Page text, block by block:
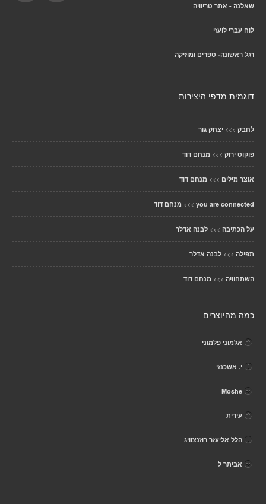
שאלנה - אתר טריוויה
לוח עברי לועזי
רגל ראשונה- ספרים ומוזיקה
דוגמית מדפי היצירות
לחבק >>> יצחק גור
פוקוס ירוק >>> מנחם דוד
אוצר מילים >>> מנחם דוד
you are connected
>>> מנחם דוד
על הכתיבה >>> לבנה אדלר
תפילה >>> לבנה אדלר
השתחוויה >>> מנחם דוד
כמה מהיוצרים
אלמוני פלמוני
י. אשכנזי
Moshe
עירית
הלל אליעזר רוזנצוויג
אביתר ל